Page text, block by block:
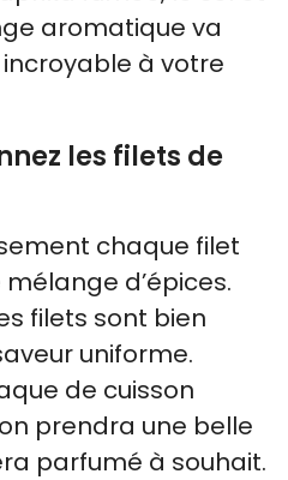
aromatique va
à votre
les filets de
chaque filet
d’épices.
filets sont bien
uniforme.
de cuisson
prendra une belle
parfumé à souhait.